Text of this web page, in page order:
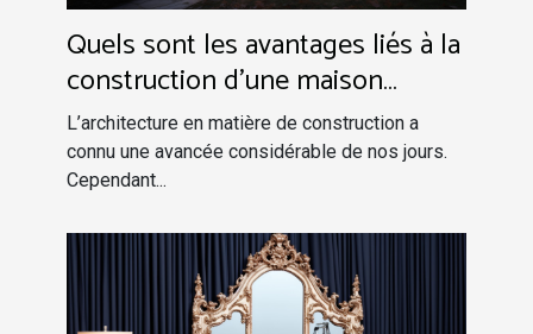
Quels sont les avantages liés à la
construction d’une maison
traditionnelle ?
L’architecture en matière de construction a
connu une avancée considérable de nos jours.
Cependant...